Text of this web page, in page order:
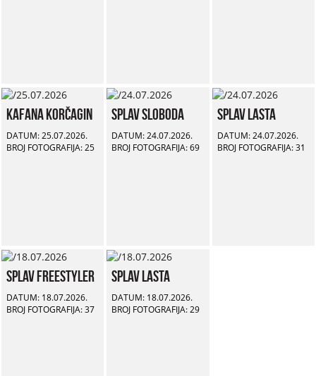
Kafana Korčagin
DATUM: 25.07.2026.
BROJ FOTOGRAFIJA: 25
Splav Sloboda
DATUM: 24.07.2026.
BROJ FOTOGRAFIJA: 69
Splav Lasta
DATUM: 24.07.2026.
BROJ FOTOGRAFIJA: 31
Splav Freestyler
DATUM: 18.07.2026.
BROJ FOTOGRAFIJA: 37
Splav Lasta
DATUM: 18.07.2026.
BROJ FOTOGRAFIJA: 29